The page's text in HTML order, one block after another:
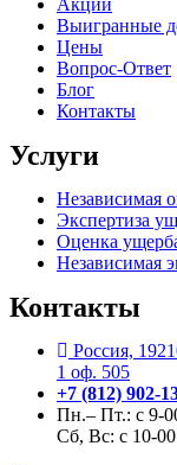
Акции
Выигранные
Цены
Вопрос-Ответ
Блог
Контакты
Услуги
Независимая
Экспертиза
Оценка
Независимая
Контакты
Россия,
1 оф. 505
+7 (812) 902-
Пн.– Пт.: с 9-
Сб, Вс: с 10-